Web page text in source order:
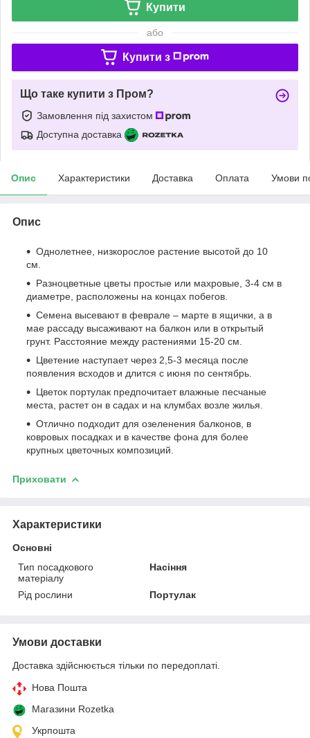
Купити
або
Купити з
Що таке купити з Пром?
Замовлення під захистом
Доступна доставка
Опис Характеристики Доставка Оплата Умови
Опис
Однолетнее, низкорослое растение высотой до 10
см.
Разноцветные цветы простые или махровые, 3-4 см в
диаметре, расположены на концах побегов.
Семена высевают в феврале – марте в ящички, а в
мае рассаду высаживают на балкон или в открытый
грунт. Расстояние между растениями 15-20 см.
Цветение наступает через 2,5-3 месяца после
появления всходов и длится с июня по сентябрь.
Цветок портулак предпочитает влажные песчаные
места, растет он в садах и на клумбах возле жилья.
Отлично подходит для озеленения балконов, в
ковровых посадках и в качестве фона для более
крупных цветочных композиций.
Приховати
Характеристики
Основні
Тип посадкового
матеріалу
Насіння
Рід рослини Портулак
Умови доставки
Доставка здійснюється тільки по передоплаті.
Нова Пошта
Магазини Rozetka
Укрпошта